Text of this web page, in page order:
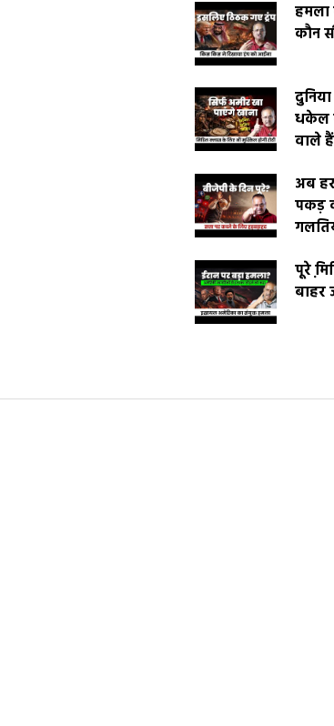
हमला
कौन
धकेल
वाले
अब
पकड़
पूरे
बाहर